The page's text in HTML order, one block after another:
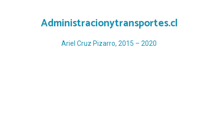
Administracionytransportes.cl
Ariel Cruz Pizarro, 2015 – 2020